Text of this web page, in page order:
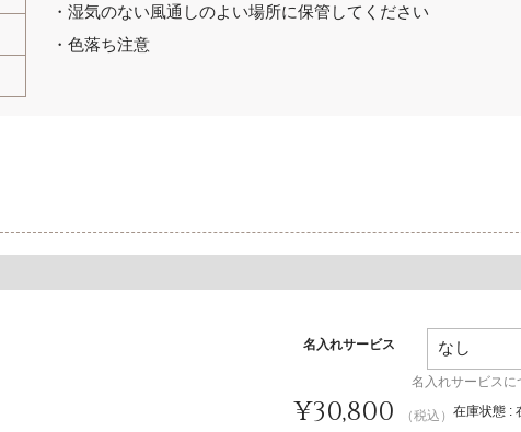
・湿気のない風通しのよい場所に保管してください
・色落ち注意
名入れサービス
名入れサービスに
在庫状態 :
¥30,800 （税込）